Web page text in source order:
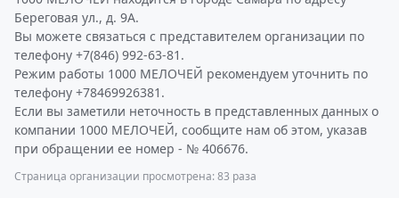
Береговая ул., д. 9А.
Вы можете связаться с представителем организации по
телефону +7(846) 992-63-81.
Режим работы 1000 МЕЛОЧЕЙ рекомендуем уточнить по
телефону +78469926381.
Если вы заметили неточность в представленных данных о
компании 1000 МЕЛОЧЕЙ, сообщите нам об этом, указав
при обращении ее номер - № 406676.
Страница организации просмотрена: 83 раза